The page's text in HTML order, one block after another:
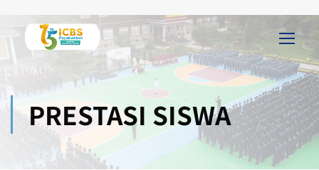
PRESTASI SISWA